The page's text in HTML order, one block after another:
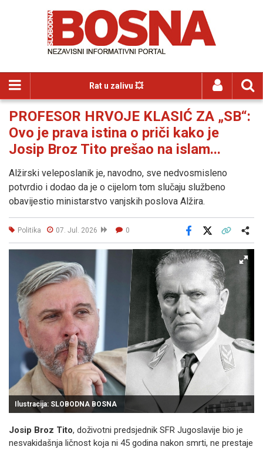
Rat u zalivu 💥
PROFESOR HRVOJE KLASIĆ ZA „SB“:
Ovo je prava istina o priči kako je
Josip Broz Tito prešao na islam...
Alžirski veleposlanik je, navodno, sve nedvosmisleno
potvrdio i dodao da je o cijelom tom slučaju službeno
obavijestio ministarstvo vanjskih poslova Alžira.
Politika 07. Jul. 2026 0
Facebook
Ilustracija: SLOBODNA BOSNA
Josip Broz Tito, doživotni predsjednik SFR Jugoslavije bio je
nesvakidašnja ličnost koja ni 45 godina nakon smrti, ne prestaje